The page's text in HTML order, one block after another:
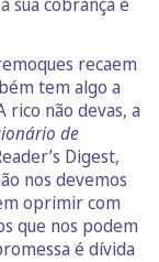
recaem
tem algo a
não devas, a
de
Digest,
nos devemos
oprimir com
que nos podem
é dívida